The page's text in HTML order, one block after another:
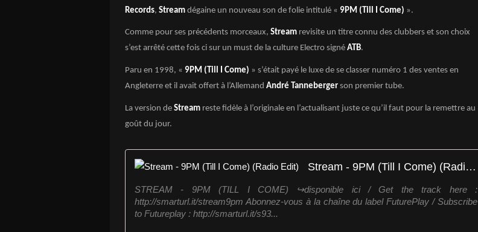
Records, Stream dégaine un nouveau son de folie intitulé « 9PM (Till I Come) ».
Comme pour ses précédents morceaux, Stream revisite un titre connu des clubbers et son choix
s’est arrêté cette fois ci sur un must de la culture Electro signé ATB.
Paru en 1998, « 9PM (Till I Come) » s’était payé le luxe de se classer numéro 1 des ventes en
Angleterre et il avait offert à l’Allemand André Tanneberger son premier tube.
La version de Stream reste fidèle à l’originale en l’actualisant juste ce qu’il faut pour la remettre au
goût du jour.
Stream - 9PM (Till I Come) (Radio Edit)
STREAM - 9PM (TILL I COME) ↪︎disponible ici / Get the track here :
http://smarturl.it/stream9pm Abonnez-vous à la chaîne du label FuturePlay / Subscribe
to Futureplay : http://smarturl.it/s93...